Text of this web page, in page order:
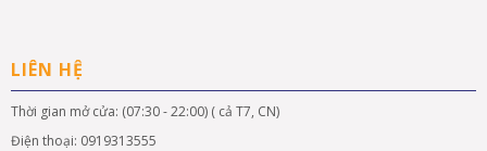
LIÊN HỆ
Thời gian mở cửa: (07:30 - 22:00) ( cả T7, CN)
Điện thoại: 0919313555